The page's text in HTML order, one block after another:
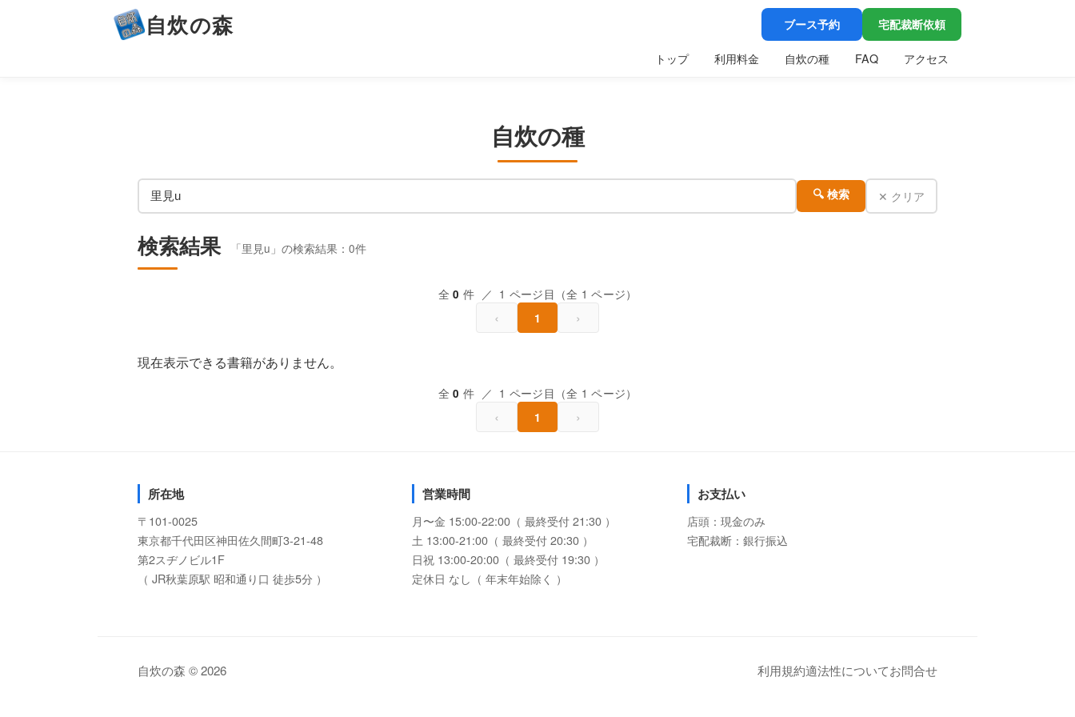
自炊の森 ブース予約 宅配裁断依頼
トップ 利用料金 自炊の種 FAQ アクセス
自炊の種
🔍 検索 ✕ クリア
検索結果 「里見u」の検索結果：0件
全0 件 ／ 1 ページ目（全 1 ページ）
‹ 1 ›
現在表示できる書籍がありません。
全0 件 ／ 1 ページ目（全 1 ページ）
‹ 1 ›
所在地
〒101-0025
東京都千代田区神田佐久間町3-21-48
第2スヂノビル1F
（ JR秋葉原駅 昭和通り口 徒歩5分 ）
営業時間
月〜金 15:00-22:00（ 最終受付 21:30 ）
土 13:00-21:00（ 最終受付 20:30 ）
日祝 13:00-20:00（ 最終受付 19:30 ）
定休日 なし（ 年末年始除く ）
お支払い
店頭：現金のみ
宅配裁断：銀行振込
自炊の森 © 2026 利用規約適法性についてお問合せ